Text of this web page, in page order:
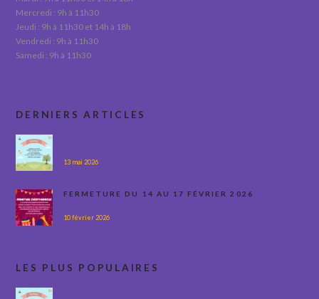
Mercredi : 9h à 11h30
Jeudi : 9h à 11h30 et 14h à 18h
Vendredi : 9h à 11h30
Samedi : 9h à 11h30
DERNIERS ARTICLES
13 mai 2026
FERMETURE DU 14 AU 17 FÉVRIER 2026
10 février 2026
LES PLUS POPULAIRES